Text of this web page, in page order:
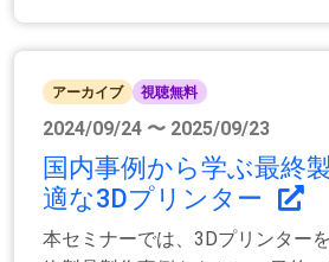
アーカイブ 視聴無料
2024/09/24 〜 2025/09/23
国内事例から学ぶ最終
適な3Dプリンター
本セミナーでは、3Dプリンター